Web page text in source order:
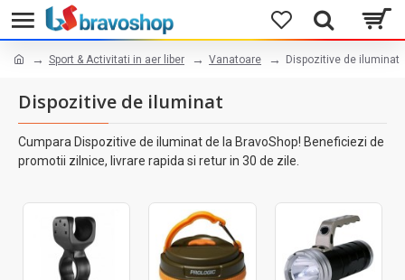
Sport & Activitati in aer liber Vanatoare Dispozitive de iluminat
Dispozitive de iluminat
Cumpara Dispozitive de iluminat de la BravoShop! Beneficiezi de
promotii zilnice, livrare rapida si retur in 30 de zile.